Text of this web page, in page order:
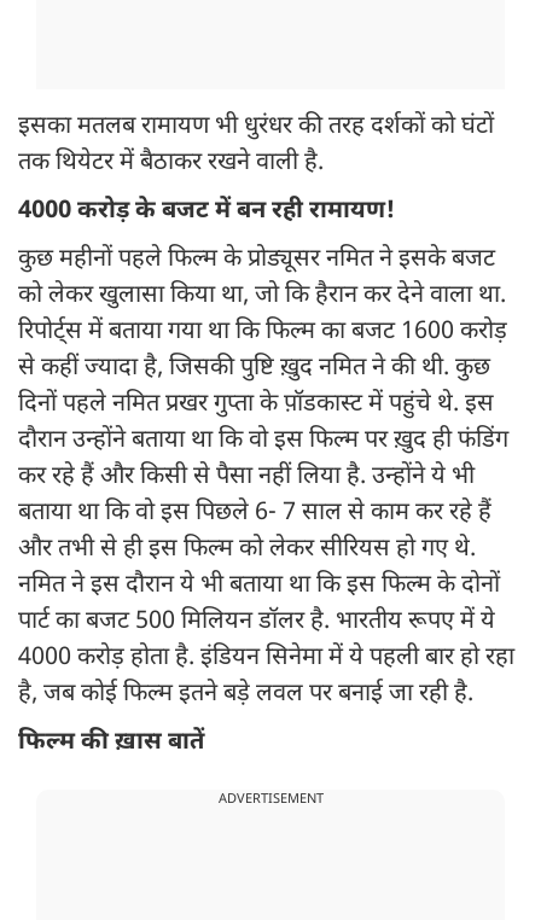
इसका मतलब रामायण भी धुरंधर की तरह दर्शकों को घंटों
तक थियेटर में बैठाकर रखने वाली है.
4000 करोड़ के बजट में बन रही रामायण!
कुछ महीनों पहले फिल्म के प्रोड्यूसर नमित ने इसके बजट
को लेकर खुलासा किया था, जो कि हैरान कर देने वाला था.
रिपोर्ट्स में बताया गया था कि फिल्म का बजट 1600 करोड़
से कहीं ज्यादा है, जिसकी पुष्टि ख़ुद नमित ने की थी. कुछ
दिनों पहले नमित प्रखर गुप्ता के प़ॉडकास्ट में पहुंचे थे. इस
दौरान उन्होंने बताया था कि वो इस फिल्म पर ख़ुद ही फंडिंग
कर रहे हैं और किसी से पैसा नहीं लिया है. उन्होंने ये भी
बताया था कि वो इस पिछले 6- 7 साल से काम कर रहे हैं
और तभी से ही इस फिल्म को लेकर सीरियस हो गए थे.
नमित ने इस दौरान ये भी बताया था कि इस फिल्म के दोनों
पार्ट का बजट 500 मिलियन डॉलर है. भारतीय रूपए में ये
4000 करोड़ होता है. इंडियन सिनेमा में ये पहली बार हो रहा
है, जब कोई फिल्म इतने बड़े लवल पर बनाई जा रही है.
फिल्म की ख़ास बातें
ADVERTISEMENT